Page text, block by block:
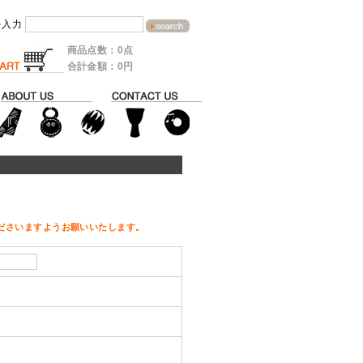
力
商品点数：0点
合計金額：0円
いますようお願いいたします。